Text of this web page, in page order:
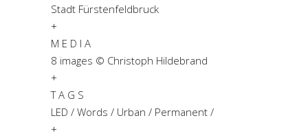
Stadt Fürstenfeldbruck
+
M E D I A
8 images © Christoph Hildebrand
+
T A G S
LED / Words / Urban / Permanent /